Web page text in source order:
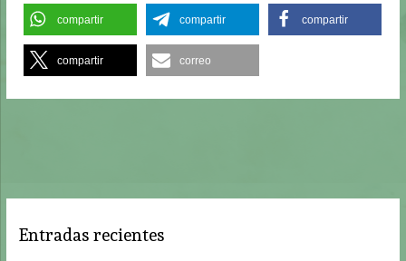
compartir compartir compartir
compartir correo
Entradas recientes